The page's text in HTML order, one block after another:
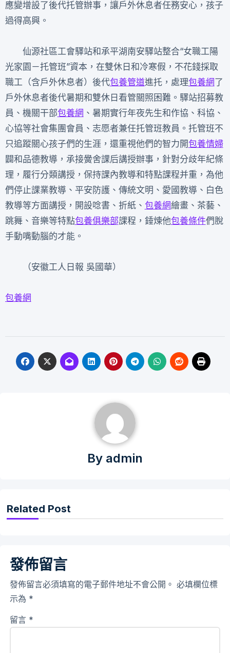
應變增設了後代托管辦事，讓戶外休息者任務安心，孩子
過得高興。
仙源社區工會驛站和承平湖南安驛站整合“女職工陽
光家園－托管班”資本，在雙休日和冷寒假，不花錢採取
職工（含戶外休息者）後代包養管道進托，處理包養網了
戶外休息者後代暑期和雙休日看管關照困難。驛站招募教
員、機關干部包養網 、暑期實行年夜先生和作協、科協、
心協等社會集團會員、志愿者兼任托管班教員。托管班不
只追蹤關心孩子們的生涯，還重視他們的智力開包養情婦
闢和品德教導，承接黌舍課后講授辦事，針對分歧年紀條
理，履行分類講授，保持課內教導和特點課程并重，為他
們停止課業教導、平安防護、傳統文明、愛國教導、白色
教導等方面講授，開設唸書、折紙、 包養網繪畫、茶藝、
跳舞、音樂等特點包養俱樂部課程，錘煉他包養條件們脫
手動嘴動腦的才能。
（安徽工人日報 吳國華）
包養網
By admin
Related Post
發佈留言
發佈留言必須填寫的電子郵件地址不會公開。 必填欄位標
示為 *
留言 *